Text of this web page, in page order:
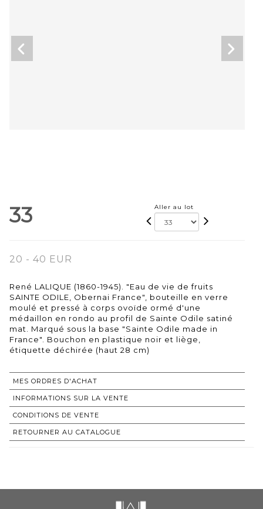
33 Aller au lot
20 - 40 EUR
René LALIQUE (1860-1945). "Eau de vie de fruits
SAINTE ODILE, Obernai France", bouteille en verre
moulé et pressé à corps ovoïde ormé d'une
médaillon en rondo au profil de Sainte Odile satiné
mat. Marqué sous la base "Sainte Odile made in
France". Bouchon en plastique noir et liège,
étiquette déchirée (haut 28 cm)
MES ORDRES D'ACHAT
INFORMATIONS SUR LA VENTE
CONDITIONS DE VENTE
RETOURNER AU CATALOGUE